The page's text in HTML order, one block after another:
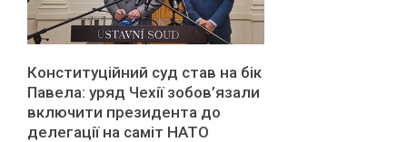
Конституційний суд став на бік
Павела: уряд Чехії зобов’язали
включити президента до
делегації на саміт НАТО